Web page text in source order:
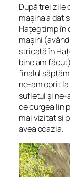
După trei zile
mașina a dat
Hațeg timp în
mașini
stricată în
bine am
finalul
ne-am oprit
sufletul și
ce curgea lin
mai vizitat și
avea ocazia.